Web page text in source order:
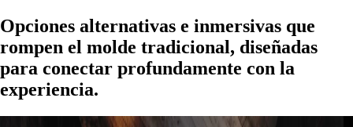
Opciones alternativas e inmersivas que
rompen el molde tradicional, diseñadas
para conectar profundamente con la
experiencia.